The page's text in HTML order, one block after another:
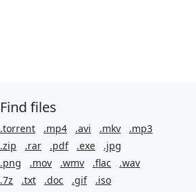
Find files
.torrent .mp4 .avi .mkv
.mp3
.zip
.rar .pdf .exe
.jpg
.png
.mov .wmv .flac
.wav
.7z
.txt .doc .gif .iso